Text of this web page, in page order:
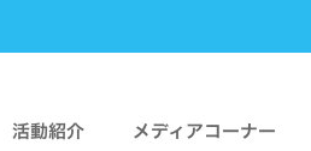
活動紹介 メディアコーナー